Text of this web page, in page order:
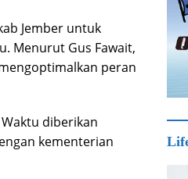
Jember untuk
Menurut Gus Fawait,
peran
diberikan
kementerian